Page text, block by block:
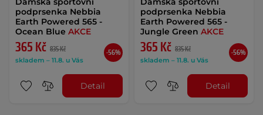
podprsenka Nebbia
Earth Powered 565 -
Ocean Blue AKCE
365 Kč 835 Kč
skladem – 11.8. u Vás
-56%
Detail
podprsenka Nebbia
Earth Powered 565 -
Jungle Green AKCE
365 Kč 835 Kč
skladem – 11.8. u Vás
-56%
Detail